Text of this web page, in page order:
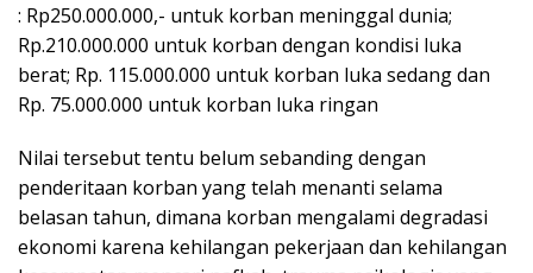
: Rp250.000.000,- untuk korban meninggal dunia;
Rp.210.000.000 untuk korban dengan kondisi luka
berat; Rp. 115.000.000 untuk korban luka sedang dan
Rp. 75.000.000 untuk korban luka ringan
Nilai tersebut tentu belum sebanding dengan
penderitaan korban yang telah menanti selama
belasan tahun, dimana korban mengalami degradasi
ekonomi karena kehilangan pekerjaan dan kehilangan